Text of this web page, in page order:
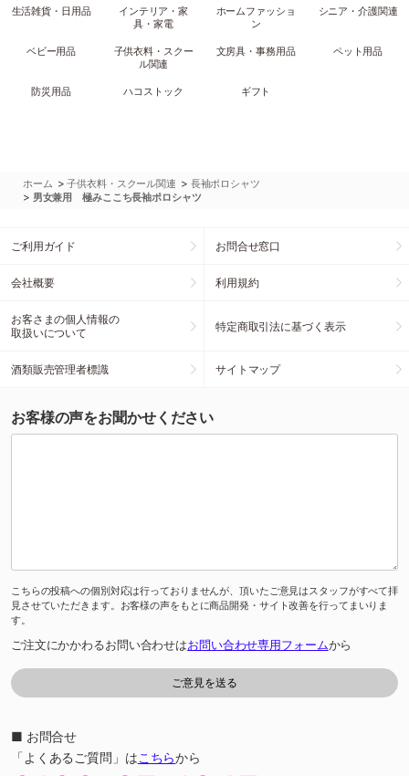
生活雑貨・日用品
インテリア・家
具・家電
ホームファッショ
ン
シニア・介護関連
ベビー用品
子供衣料・スクー
ル関連
文房具・事務用品 ペット用品
防災用品 ハコストック ギフト
ホーム >子供衣料・スクール関連 > 長袖ポロシャツ
> 男女兼用 極みここち長袖ポロシャツ
ご利用ガイド お問合せ窓口
会社概要 利用規約
お客さまの個人情報の
取扱いについて
特定商取引法に基づく表示
酒類販売管理者標識 サイトマップ
お客様の声をお聞かせください
こちらの投稿への個別対応は行っておりませんが、頂いたご意見はスタッフがすべて拝
見させていただきます。お客様の声をもとに商品開発・サイト改善を行ってまいりま
す。
ご注文にかかわるお問い合わせはお問い合わせ専用フォームから
■ お問合せ
「よくあるご質問」はこちらから